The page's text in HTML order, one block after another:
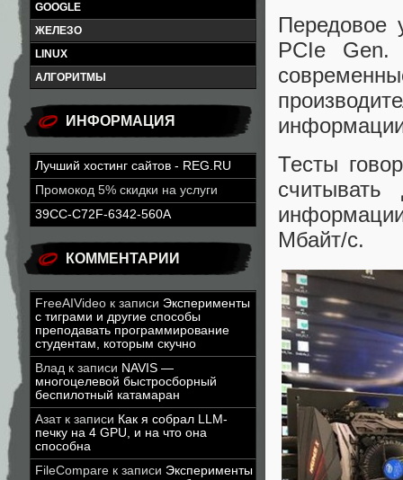
GOOGLE
ЖЕЛЕЗО
LINUX
АЛГОРИТМЫ
ИНФОРМАЦИЯ
Лучший хостинг сайтов - REG.RU
Промокод 5% скидки на услуги
39CC-C72F-6342-560A
КОММЕНТАРИИ
FreeAIVideo к записи Эксперименты
с тиграми и другие способы
преподавать программирование
студентам, которым скучно
Влад к записи NAVIS —
многоцелевой быстросборный
беспилотный катамаран
Азатк записи Как я собрал LLM-
печку на 4 GPU, и на что она
способна
FileCompare к записи Эксперименты
Передовое
PCIe Gen.
Тесты
Мбайт/с.